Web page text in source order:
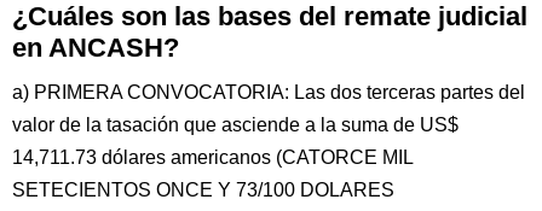
¿Cuáles son las bases del remate judicial
en ANCASH?
a) PRIMERA CONVOCATORIA: Las dos terceras partes del
valor de la tasación que asciende a la suma de US$
14,711.73 dólares americanos (CATORCE MIL
SETECIENTOS ONCE Y 73/100 DOLARES